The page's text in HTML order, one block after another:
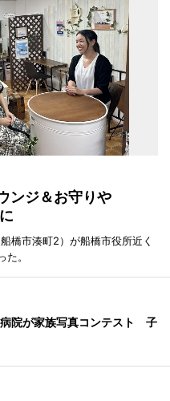
ンジ＆お守りや
橋市湊町2）が船橋市役所近く
。
院が家族写真コンテスト 子